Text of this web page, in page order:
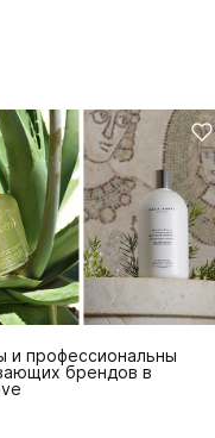
и профессиональны
брендов в